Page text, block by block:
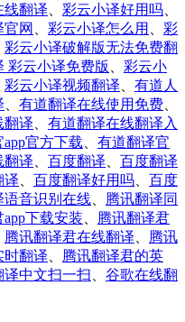
线翻译 彩云小译好用吗
网 彩云小译怎么用
彩
彩云小译破解版无法免费翻
彩云小译免费版
彩云小
彩云小译视频翻译
有道人
有道翻译在线使用免费
翻译
有道翻译在线翻译入
官方下载
有道翻译官
翻译 百度翻译
百度翻译
译 百度翻译好用吗
百度
语音识别在线
腾讯翻译同
下载安装
腾讯翻译君
腾讯翻译君在线翻译
腾讯
时翻译
腾讯翻译君的英
译中文扫一扫
谷歌在线翻